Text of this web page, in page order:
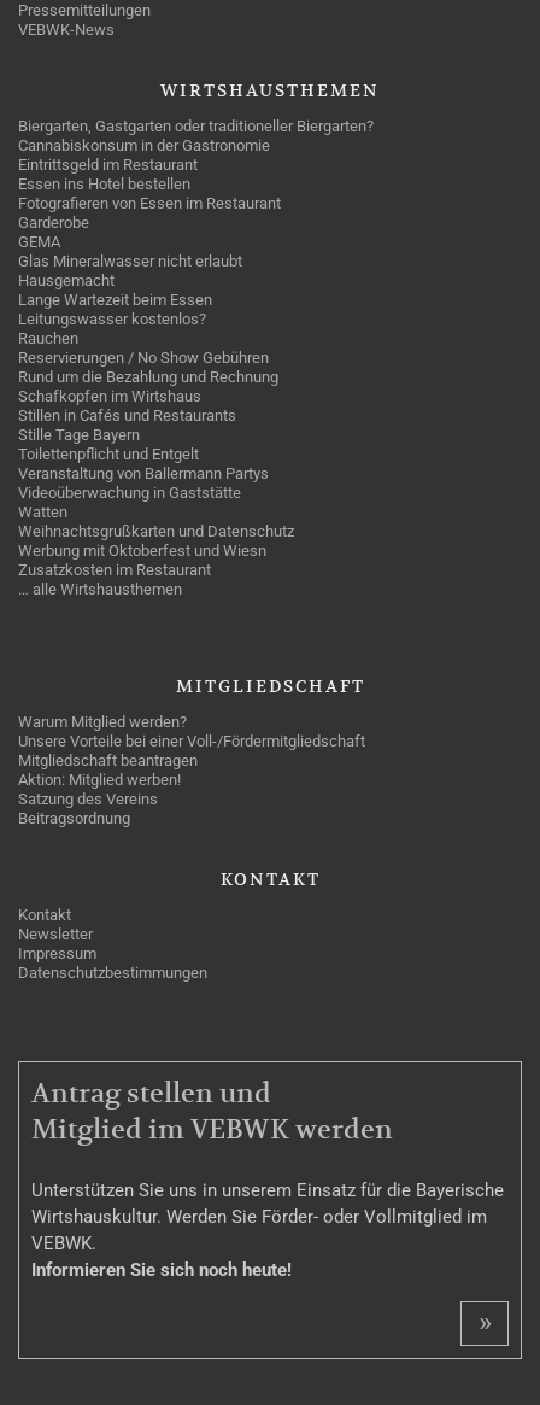
Pressemitteilungen
VEBWK-News
WIRTSHAUSTHEMEN
Biergarten, Gastgarten oder traditioneller Biergarten?
Cannabiskonsum in der Gastronomie
Eintrittsgeld im Restaurant
Essen ins Hotel bestellen
Fotografieren von Essen im Restaurant
Garderobe
GEMA
Glas Mineralwasser nicht erlaubt
Hausgemacht
Lange Wartezeit beim Essen
Leitungswasser kostenlos?
Rauchen
Reservierungen / No Show Gebühren
Rund um die Bezahlung und Rechnung
Schafkopfen im Wirtshaus
Stillen in Cafés und Restaurants
Stille Tage Bayern
Toilettenpflicht und Entgelt
Veranstaltung von Ballermann Partys
Videoüberwachung in Gaststätte
Watten
Weihnachtsgrußkarten und Datenschutz
Werbung mit Oktoberfest und Wiesn
Zusatzkosten im Restaurant
… alle Wirtshausthemen
MITGLIEDSCHAFT
Warum Mitglied werden?
Unsere Vorteile bei einer Voll-/Fördermitgliedschaft
Mitgliedschaft beantragen
Aktion: Mitglied werben!
Satzung des Vereins
Beitragsordnung
KONTAKT
Kontakt
Newsletter
Impressum
Datenschutzbestimmungen
MITGLIEDSCHAFT
Antrag stellen und
Mitglied im VEBWK werden
Unterstützen Sie uns in unserem Einsatz für die Bayerische
Wirtshauskultur. Werden Sie Förder- oder Vollmitglied im
VEBWK.
Informieren Sie sich noch heute!
»